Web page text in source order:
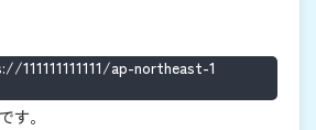
111111111111/ap-northeast-1
す。